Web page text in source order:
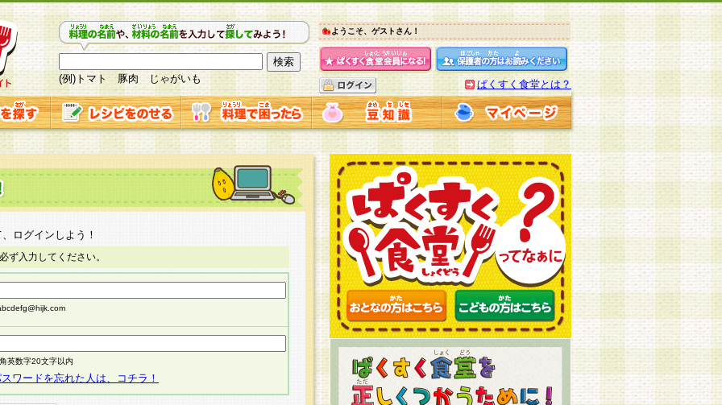
(例)トマト 豚肉 じゃがいも
ようこそ、ゲストさん！
ぱくすく食堂とは？
ログインしよう！
ず入力してください。
英数字20文字以内
ワードを忘れた人は、コチラ！